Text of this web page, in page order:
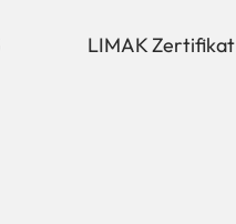
LIMAK Zertifikat